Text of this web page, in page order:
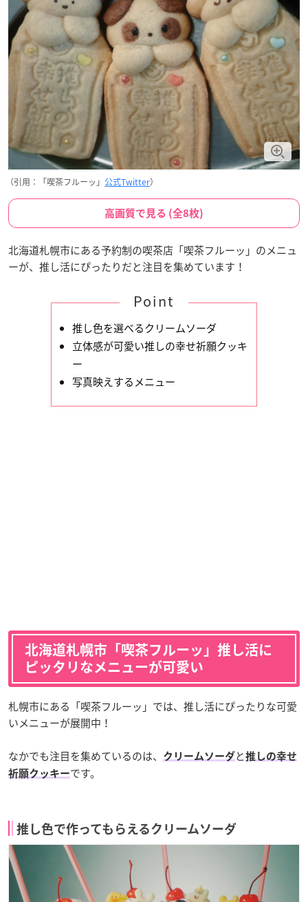
（引用：「喫茶フルーッ」 公式Twitter）
高画質で見る (全8枚)
北海道札幌市にある予約制の喫茶店「喫茶フルーッ」のメニュ
ーが、推し活にぴったりだと注目を集めています！
Point
推し色を選べるクリームソーダ
立体感が可愛い推しの幸せ祈願クッキ
ー
写真映えするメニュー
北海道札幌市「喫茶フルーッ」推し活に
ピッタリなメニューが可愛い
札幌市にある「喫茶フルーッ」では、推し活にぴったりな可愛
いメニューが展開中！
なかでも注目を集めているのは、 クリームソーダ と推しの幸せ
祈願クッキーです。
推し色で作ってもらえるクリームソーダ